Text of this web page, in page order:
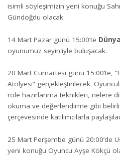
isimli söyleşimizin yeni konuğu
Gündoğdu olacak.
14 Mart Pazar günü 15:00’te
oyunumuz seyirciyle buluşacak.
20 Mart Cumartesi günü 15:00’te,
Atölyesi” gerçekleştirilecek.
role hazırlanma teknikleri, nelere
okuma ve değerlendirme gibi
çerçevesinde katılımcılarla
25 Mart Perşembe günü 20:00’de
yeni konuğu Oyuncu Ayşe Kökçü